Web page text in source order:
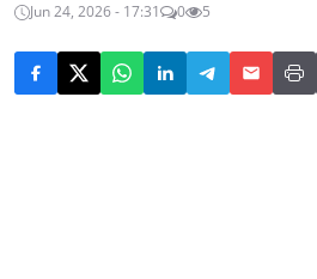
Jun 24, 2026 - 17:31
0 5